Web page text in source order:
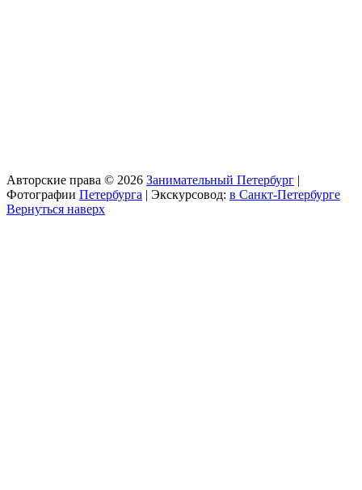
Авторские права © 2026 Занимательный Петербург |
Фотографии Петербурга | Экскурсовод: в Санкт-Петербурге
Вернуться наверх